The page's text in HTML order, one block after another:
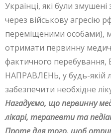
Українці, які були
через військову агресію
переміщеними особами),
отримати первинну
фактичного
НАПРАВЛЕНЬ, у будь-якій
забезпечити необхідне
Нагадуємо, що первинну
лікарі, терапевти та